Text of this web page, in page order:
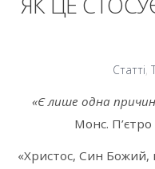
Статті ,
«Є лише одна
Монс.
«Христос, Син